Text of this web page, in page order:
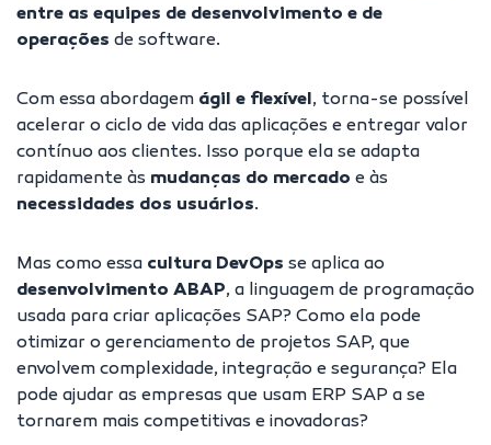
entre as equipes de desenvolvimento e de
operações de software.
Com essa abordagem ágil e flexível, torna-se possível
acelerar o ciclo de vida das aplicações e entregar valor
contínuo aos clientes. Isso porque ela se adapta
rapidamente às mudanças do mercado e às
necessidades dos usuários.
Mas como essa cultura DevOps se aplica ao
desenvolvimento ABAP, a linguagem de programação
usada para criar aplicações SAP? Como ela pode
otimizar o gerenciamento de projetos SAP, que
envolvem complexidade, integração e segurança? Ela
pode ajudar as empresas que usam ERP SAP a se
tornarem mais competitivas e inovadoras?